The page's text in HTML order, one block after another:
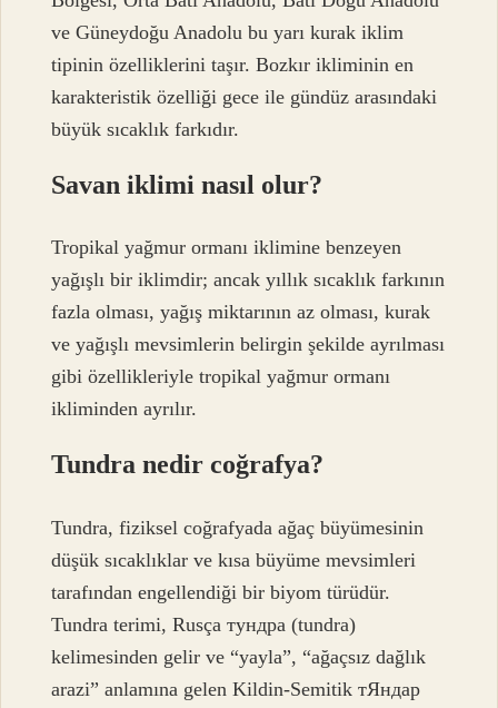
ve Güneydoğu Anadolu bu yarı kurak iklim
tipinin özelliklerini taşır. Bozkır ikliminin en
karakteristik özelliği gece ile gündüz arasındaki
büyük sıcaklık farkıdır.
Savan iklimi nasıl olur?
Tropikal yağmur ormanı iklimine benzeyen
yağışlı bir iklimdir; ancak yıllık sıcaklık farkının
fazla olması, yağış miktarının az olması, kurak
ve yağışlı mevsimlerin belirgin şekilde ayrılması
gibi özellikleriyle tropikal yağmur ormanı
ikliminden ayrılır.
Tundra nedir coğrafya?
Tundra, fiziksel coğrafyada ağaç büyümesinin
düşük sıcaklıklar ve kısa büyüme mevsimleri
tarafından engellendiği bir biyom türüdür.
Tundra terimi, Rusça тундра (tundra)
kelimesinden gelir ve “yayla”, “ağaçsız dağlık
arazi” anlamına gelen Kildin-Semitik тЯндар